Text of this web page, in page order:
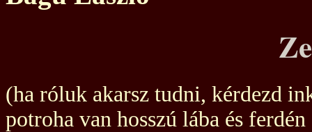
(ha róluk akarsz tudni, kérdezd
potroha van hosszú lába és